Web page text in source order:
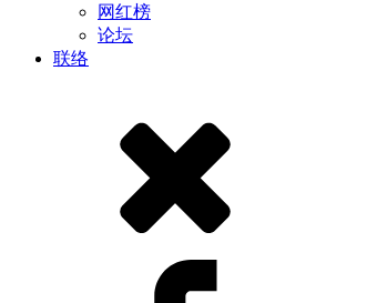
网红榜
论坛
联络